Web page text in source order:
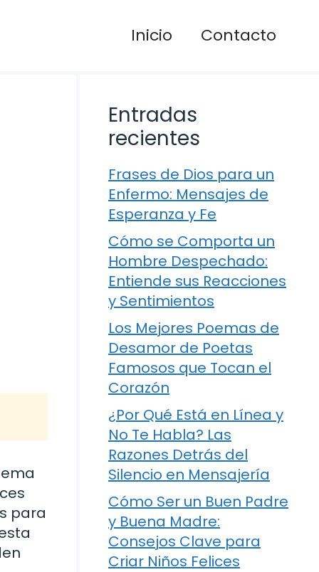
Inicio Contacto
para
Entradas
recientes
Frases de Dios para un
Enfermo: Mensajes de
Esperanza y Fe
Cómo se Comporta un
Hombre Despechado:
Entiende sus Reacciones
y Sentimientos
Los Mejores Poemas de
Desamor de Poetas
Famosos que Tocan el
Corazón
¿Por Qué Está en Línea y
No Te Habla? Las
Razones Detrás del
Silencio en Mensajería
Cómo Ser un Buen Padre
y Buena Madre:
Consejos Clave para
Criar Niños Felices